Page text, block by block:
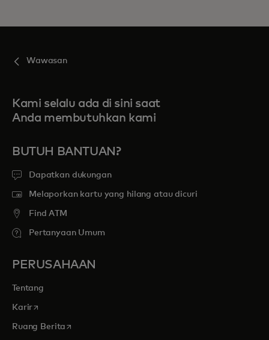
Wawasan
Kami selalu ada di sini saat
Anda membutuhkan kami
BUTUH BANTUAN?
Dapatkan dukungan
Melaporkan kartu yang hilang atau dicuri
Find ATM
Pertanyaan Umum
PERUSAHAAN
Tentang
Kariropens in a new tab
Ruang Berita opens in a new tab